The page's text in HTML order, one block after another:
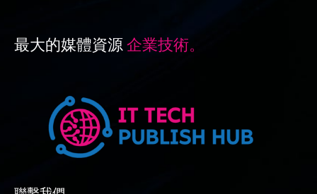
最大的媒體資源 企業技術。